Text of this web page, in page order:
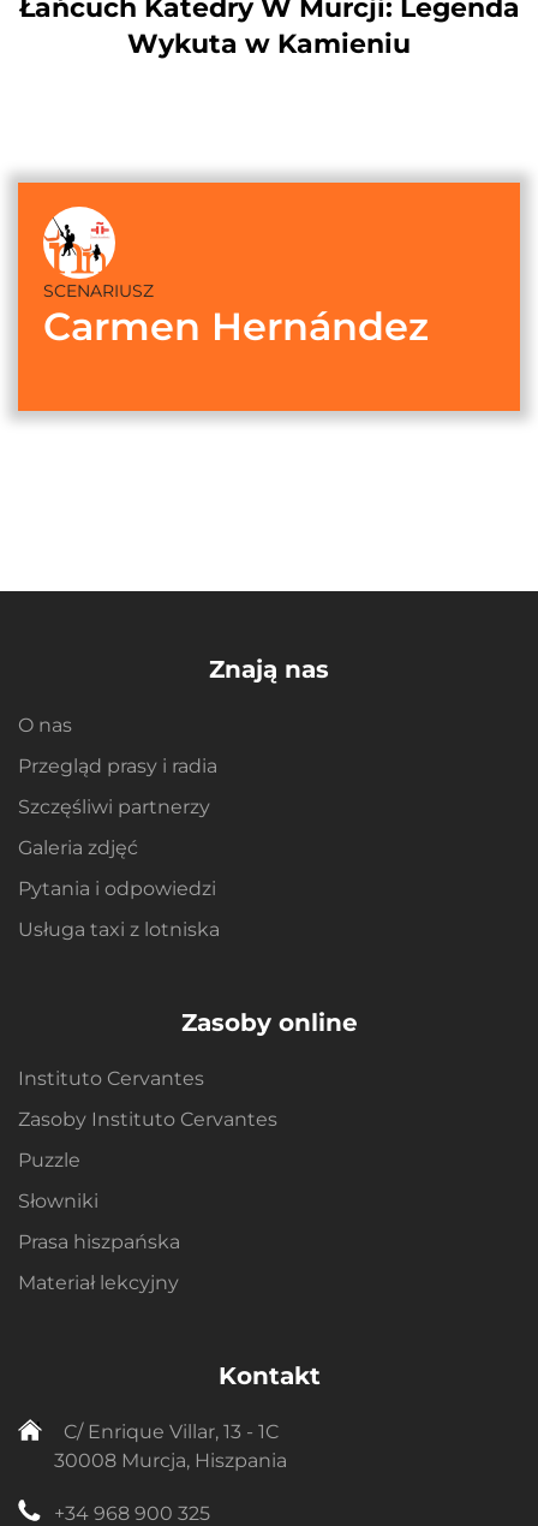
Łańcuch Katedry W Murcji: Legenda
Wykuta w Kamieniu
SCENARIUSZ
Carmen Hernández
Znają nas
O nas
Przegląd prasy i radia
Szczęśliwi partnerzy
Galeria zdjęć
Pytania i odpowiedzi
Usługa taxi z lotniska
Zasoby online
Instituto Cervantes
Zasoby Instituto Cervantes
Puzzle
Słowniki
Prasa hiszpańska
Materiał lekcyjny
Kontakt
C/ Enrique Villar, 13 - 1C
30008 Murcja, Hiszpania
+34 968 900 325